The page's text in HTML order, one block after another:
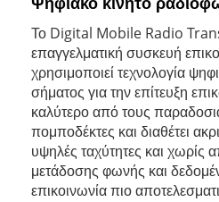
Το Digital Mobile Radio
επαγγελματική συσκευή
χρησιμοποιεί τεχνολογία
σήματος για την επίτευξη
καλύτερο από τους
πομποδέκτες και διαθέτει
υψηλές ταχύτητες και χωρίς
μετάδοσης φωνής και
επικοινωνία πιο